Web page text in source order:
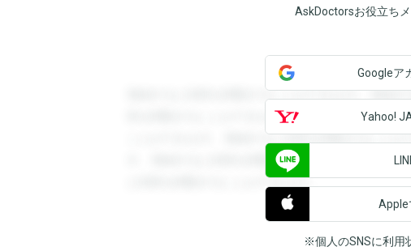
AskDoctorsお役立ち
登録すると回答を閲覧することができます。登録
答を閲覧することができます。登録すると回答を
ことができます。登録すると回答を閲覧すること
す。登録すると回答を閲覧することができます。
と回答を閲覧することができます。
Googleア
Yahoo!
Apple
※個人のSNSに利用